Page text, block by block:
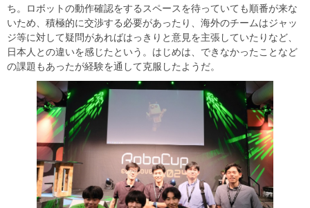
ち。ロボットの動作確認をするスペースを待っていても順番が来な
いため、積極的に交渉する必要があったり、海外のチームはジャッ
ジ等に対して疑問があればはっきりと意見を主張していたりなど、
日本人との違いを感じたという。はじめは、できなかったことなど
の課題もあったが経験を通して克服したようだ。